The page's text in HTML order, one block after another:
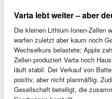
Varta lebt weiter – aber
Die kleinen Lithium-Ionen-Zellen
warfen zuletzt aber kaum noch
Wechselkurs belastete: Apple
Zellen produziert Varta noch
läuft stabil. Der Verkauf von
positiv, aber nicht planmäßig.
Gesellschaft beteiligt, die